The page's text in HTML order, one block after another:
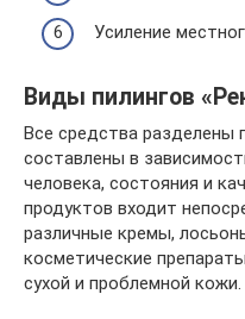
Усиление
Виды пилингов
Все средства разделены
составлены в
человека, состояния и
продуктов входит
различные кремы,
косметические
сухой и проблемной кожи.